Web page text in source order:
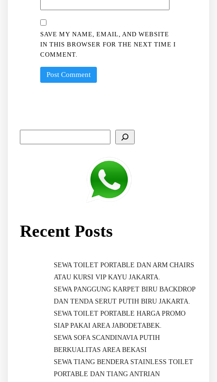
SAVE MY NAME, EMAIL, AND WEBSITE
IN THIS BROWSER FOR THE NEXT TIME I
COMMENT.
Recent Posts
SEWA TOILET PORTABLE DAN ARM CHAIRS
ATAU KURSI VIP KAYU JAKARTA.
SEWA PANGGUNG KARPET BIRU BACKDROP
DAN TENDA SERUT PUTIH BIRU JAKARTA.
SEWA TOILET PORTABLE HARGA PROMO
SIAP PAKAI AREA JABODETABEK.
SEWA SOFA SCANDINAVIA PUTIH
BERKUALITAS AREA BEKASI
SEWA TIANG BENDERA STAINLESS TOILET
PORTABLE DAN TIANG ANTRIAN